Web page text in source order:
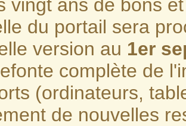
vingt ans de bons
du portail sera
version au 1er
complète de
(ordinateurs,
de nouvelles